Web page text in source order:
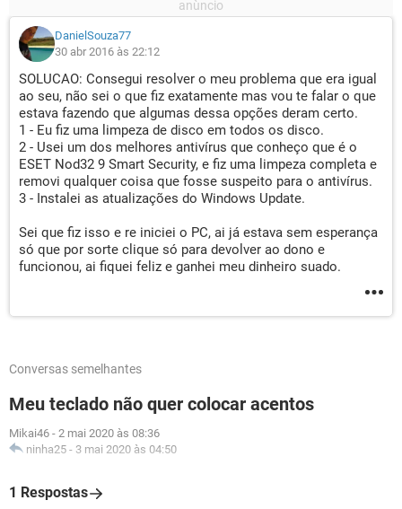
DanielSouza77
30 abr 2016 às 22:12
SOLUCAO: Consegui resolver o meu problema que era igual
ao seu, não sei o que fiz exatamente mas vou te falar o que
estava fazendo que algumas dessa opções deram certo.
1 - Eu fiz uma limpeza de disco em todos os disco.
2 - Usei um dos melhores antivírus que conheço que é o
ESET Nod32 9 Smart Security, e fiz uma limpeza completa e
removi qualquer coisa que fosse suspeito para o antivírus.
3 - Instalei as atualizações do Windows Update.
Sei que fiz isso e re iniciei o PC, ai já estava sem esperança
só que por sorte clique só para devolver ao dono e
funcionou, ai fiquei feliz e ganhei meu dinheiro suado.
Conversas semelhantes
Meu teclado não quer colocar acentos
Mikai46 - 2 mai 2020 às 08:36
ninha25 - 3 mai 2020 às 04:50
1 Respostas